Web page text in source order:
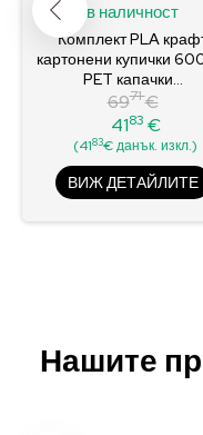
в наличност
Комплект PLA
картонени купички
PET капачки...
Редовна
цена
6971€
Цена
4183 €
(4183€ данък. изкл.)
ВИЖ ДЕТАЙЛИТЕ
Нашите